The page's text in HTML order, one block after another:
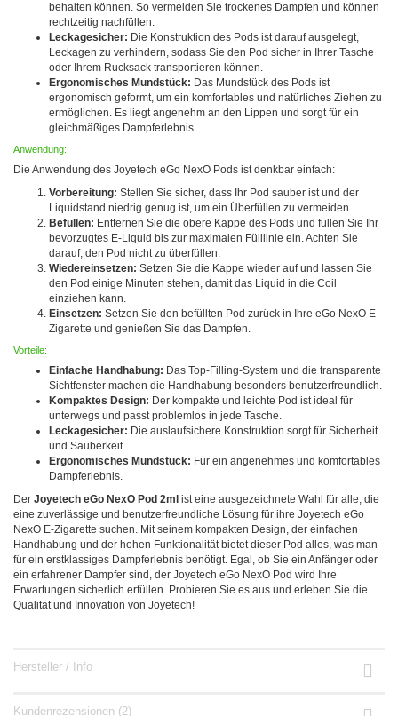
behalten können. So vermeiden Sie trockenes Dampfen und können
rechtzeitig nachfüllen.
Leckagesicher: Die Konstruktion des Pods ist darauf ausgelegt,
Leckagen zu verhindern, sodass Sie den Pod sicher in Ihrer Tasche
oder Ihrem Rucksack transportieren können.
Ergonomisches Mundstück: Das Mundstück des Pods ist
ergonomisch geformt, um ein komfortables und natürliches Ziehen zu
ermöglichen. Es liegt angenehm an den Lippen und sorgt für ein
gleichmäßiges Dampferlebnis.
Anwendung:
Die Anwendung des Joyetech eGo NexO Pods ist denkbar einfach:
Vorbereitung: Stellen Sie sicher, dass Ihr Pod sauber ist und der
Liquidstand niedrig genug ist, um ein Überfüllen zu vermeiden.
Befüllen: Entfernen Sie die obere Kappe des Pods und füllen Sie Ihr
bevorzugtes E-Liquid bis zur maximalen Fülllinie ein. Achten Sie
darauf, den Pod nicht zu überfüllen.
Wiedereinsetzen: Setzen Sie die Kappe wieder auf und lassen Sie
den Pod einige Minuten stehen, damit das Liquid in die Coil
einziehen kann.
Einsetzen: Setzen Sie den befüllten Pod zurück in Ihre eGo NexO E-
Zigarette und genießen Sie das Dampfen.
Vorteile:
Einfache Handhabung: Das Top-Filling-System und die transparente
Sichtfenster machen die Handhabung besonders benutzerfreundlich.
Kompaktes Design: Der kompakte und leichte Pod ist ideal für
unterwegs und passt problemlos in jede Tasche.
Leckagesicher: Die auslaufsichere Konstruktion sorgt für Sicherheit
und Sauberkeit.
Ergonomisches Mundstück: Für ein angenehmes und komfortables
Dampferlebnis.
Der Joyetech eGo NexO Pod 2ml ist eine ausgezeichnete Wahl für alle, die
eine zuverlässige und benutzerfreundliche Lösung für ihre Joyetech eGo
NexO E-Zigarette suchen. Mit seinem kompakten Design, der einfachen
Handhabung und der hohen Funktionalität bietet dieser Pod alles, was man
für ein erstklassiges Dampferlebnis benötigt. Egal, ob Sie ein Anfänger oder
ein erfahrener Dampfer sind, der Joyetech eGo NexO Pod wird Ihre
Erwartungen sicherlich erfüllen. Probieren Sie es aus und erleben Sie die
Qualität und Innovation von Joyetech!
Hersteller / Info
Kundenrezensionen (2)